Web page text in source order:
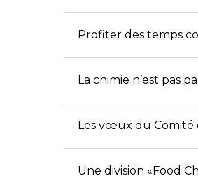
Profiter des temps
La chimie n’est pas
Les vœux du Comité
Une division «Food